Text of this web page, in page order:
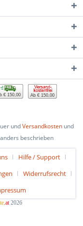
€ 150,00 Ab € 150,00
undVersandkostenund
beschrieben
Hilfe / Support
Widerrufsrecht
.at2026